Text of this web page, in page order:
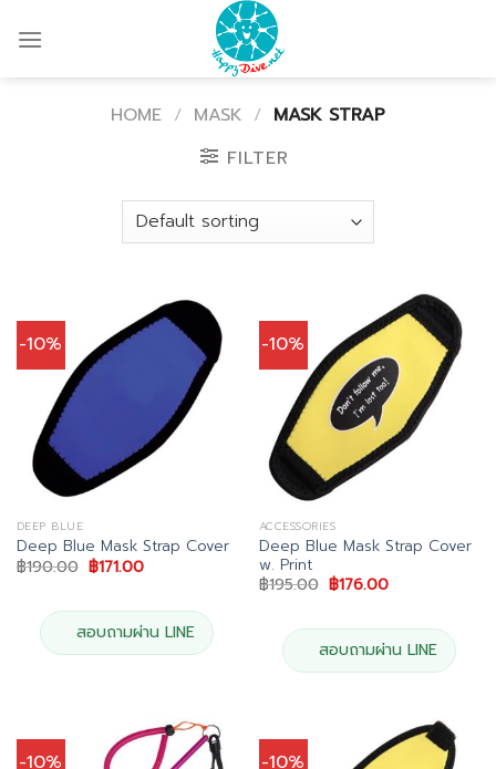
HOME / MASK / MASK STRAP
FILTER
-10%
DEEP BLUE
Deep Blue Mask Strap Cover
฿190.00 Original
price
฿190.00.
฿171.00Current
฿171.00.
สอบถามผ่าน LINE
-10%
ACCESSORIES
Deep Blue Mask Strap Cover
w. Print
฿195.00 Original
price
฿195.00.
฿176.00Current
฿176.00.
สอบถามผ่าน LINE
-10% -10%